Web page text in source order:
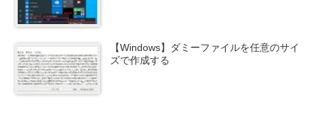
【Windows】ダミーファイルを任意のサイ
ズで作成する